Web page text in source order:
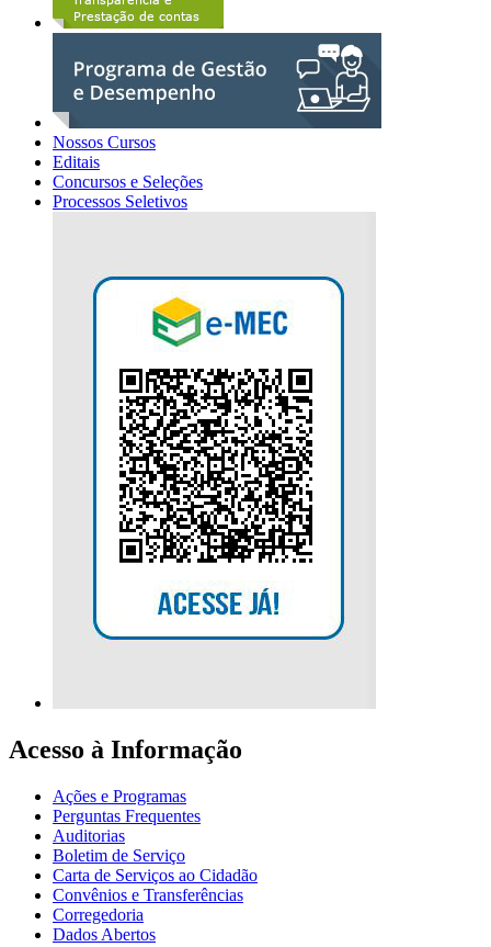
Nossos Cursos
Editais
Concursos e Seleções
Processos Seletivos
Acesso à Informação
Ações e Programas
Perguntas Frequentes
Auditorias
Boletim de Serviço
Carta de Serviços ao Cidadão
Convênios e Transferências
Corregedoria
Dados Abertos